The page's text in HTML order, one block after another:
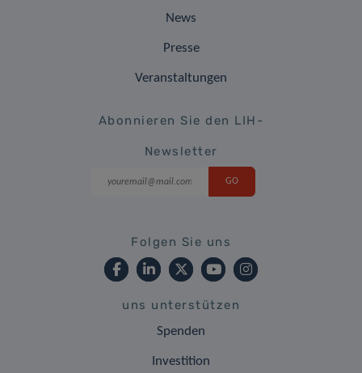
News
Presse
Veranstaltungen
Abonnieren Sie den LIH-
Newsletter
Folgen Sie uns
uns unterstützen
Spenden
Investition